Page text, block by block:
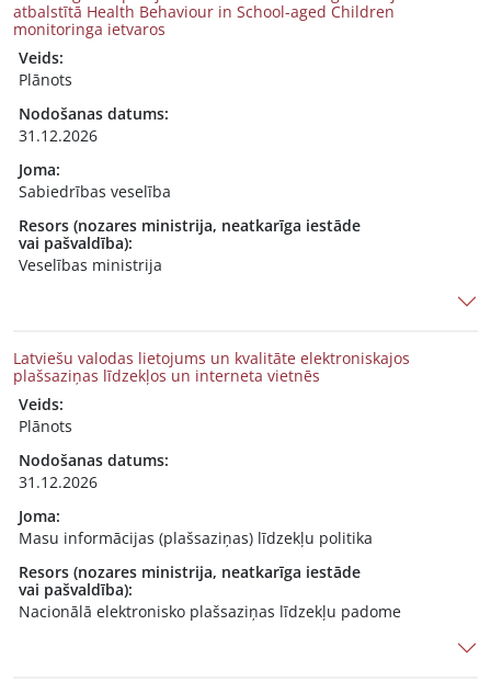
atbalstītā Health Behaviour in School-aged Children
monitoringa ietvaros
Veids:
Plānots
Nodošanas datums:
31.12.2026
Joma:
Sabiedrības veselība
Resors (nozares ministrija, neatkarīga iestāde
vai pašvaldība):
Veselības ministrija
Latviešu valodas lietojums un kvalitāte elektroniskajos
plašsaziņas līdzekļos un interneta vietnēs
Veids:
Plānots
Nodošanas datums:
31.12.2026
Joma:
Masu informācijas (plašsaziņas) līdzekļu politika
Resors (nozares ministrija, neatkarīga iestāde
vai pašvaldība):
Nacionālā elektronisko plašsaziņas līdzekļu padome